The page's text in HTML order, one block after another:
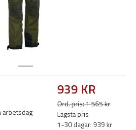
arbetsdag
939 KR
Ord. pris: 1 565 kr
Lägsta pris
1-30 dagar: 939 kr